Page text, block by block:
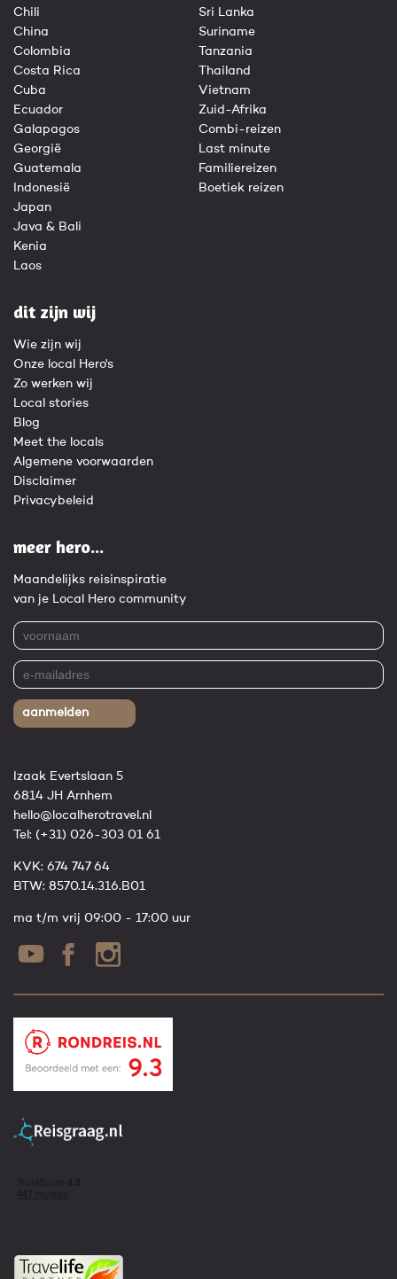
Chili
China
Colombia
Costa Rica
Cuba
Ecuador
Galapagos
Georgië
Guatemala
Indonesië
Japan
Java & Bali
Kenia
Laos
Sri Lanka
Suriname
Tanzania
Thailand
Vietnam
Zuid-Afrika
Combi-reizen
Last minute
Familiereizen
Boetiek reizen
dit zijn wij
Wie zijn wij
Onze local Hero's
Zo werken wij
Local stories
Blog
Meet the locals
Algemene voorwaarden
Disclaimer
Privacybeleid
meer hero...
Maandelijks reisinspiratie
van je Local Hero community
aanmelden
Izaak Evertslaan 5
6814 JH Arnhem
hello@localherotravel.nl
Tel: (+31) 026-303 01 61
KVK: 674 747 64
BTW: 8570.14.316.B01
ma t/m vrij 09:00 - 17:00 uur